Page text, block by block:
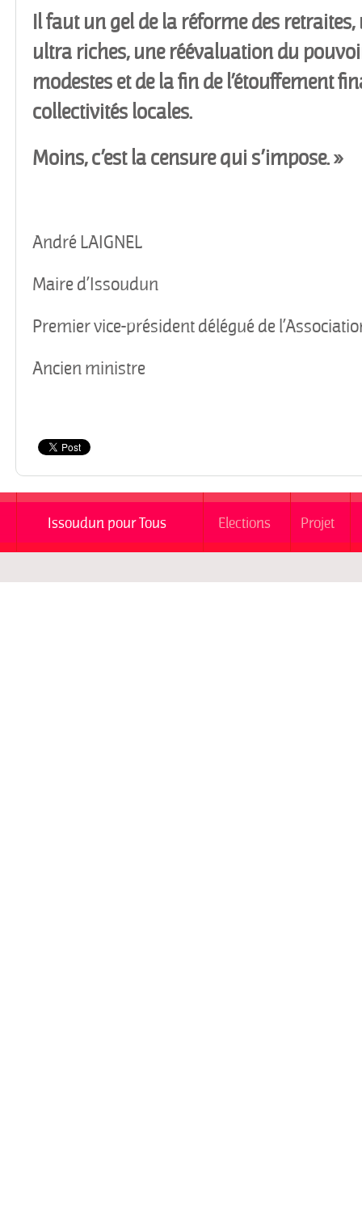
Il faut un gel de la réforme des
ultra riches, une réévaluation du
modestes et de la fin de l’étouffement
collectivités locales.
Moins, c’est la censure qui s’impose. »
André LAIGNEL
Maire d’Issoudun
Premier vice-président délégué de
Ancien ministre
Issoudun pour Tous Elections Projet